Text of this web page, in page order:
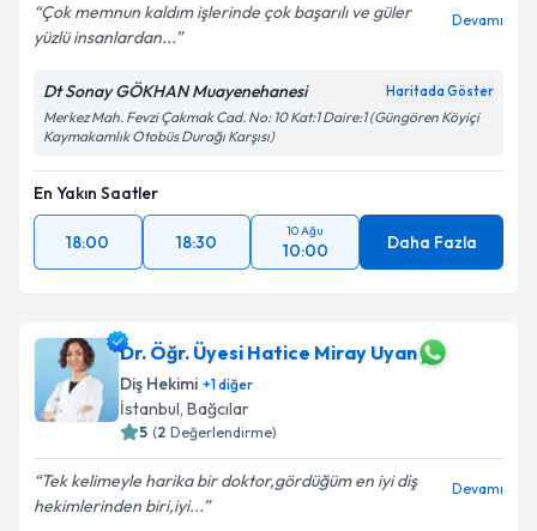
Çok memnun kaldım işlerinde çok başarılı ve güler
yüzlü insanlardan...
Devamı
Dt Sonay GÖKHAN Muayenehanesi Haritada Göster
Merkez Mah. Fevzi Çakmak Cad. No: 10 Kat:1 Daire:1 (Güngören Köyiçi
Kaymakamlık Otobüs Durağı Karşısı)
En Yakın Saatler
18:00 18:30
10 Ağu
10:00 Daha Fazla
Dr. Öğr. Üyesi Hatice Miray Uyan
Diş Hekimi +1diğer
İstanbul, Bağcılar
5 (2 Değerlendirme)
Tek kelimeyle harika bir doktor,gördüğüm en iyi diş
hekimlerinden biri,iyi...
Devamı